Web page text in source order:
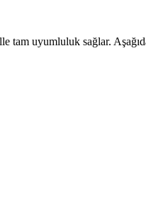
uyumluluk sağlar.